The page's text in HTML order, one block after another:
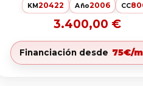
KM20422 Año2006 CC
3.400,00 €
Financiación desde 75€/